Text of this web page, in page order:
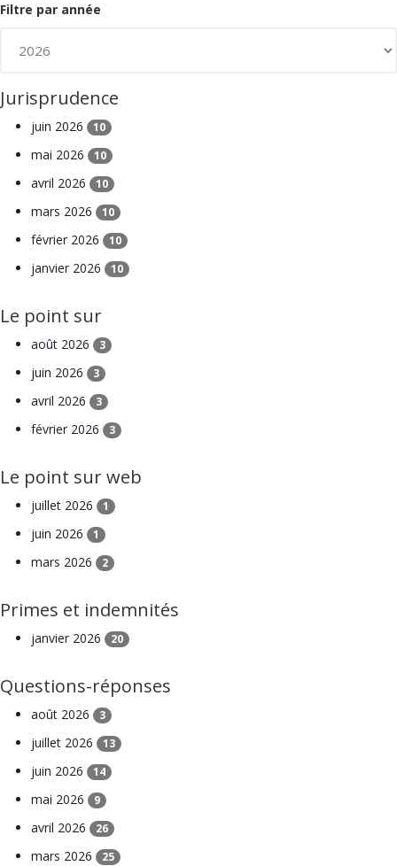
Filtre par année
Jurisprudence
juin 2026 10
mai 2026 10
avril 2026 10
mars 2026 10
février 2026 10
janvier 2026 10
Le point sur
août 2026 3
juin 2026 3
avril 2026 3
février 2026 3
Le point sur web
juillet 2026 1
juin 2026 1
mars 2026 2
Primes et indemnités
janvier 2026 20
Questions-réponses
août 2026 3
juillet 2026 13
juin 2026 14
mai 2026 9
avril 2026 26
mars 2026 25